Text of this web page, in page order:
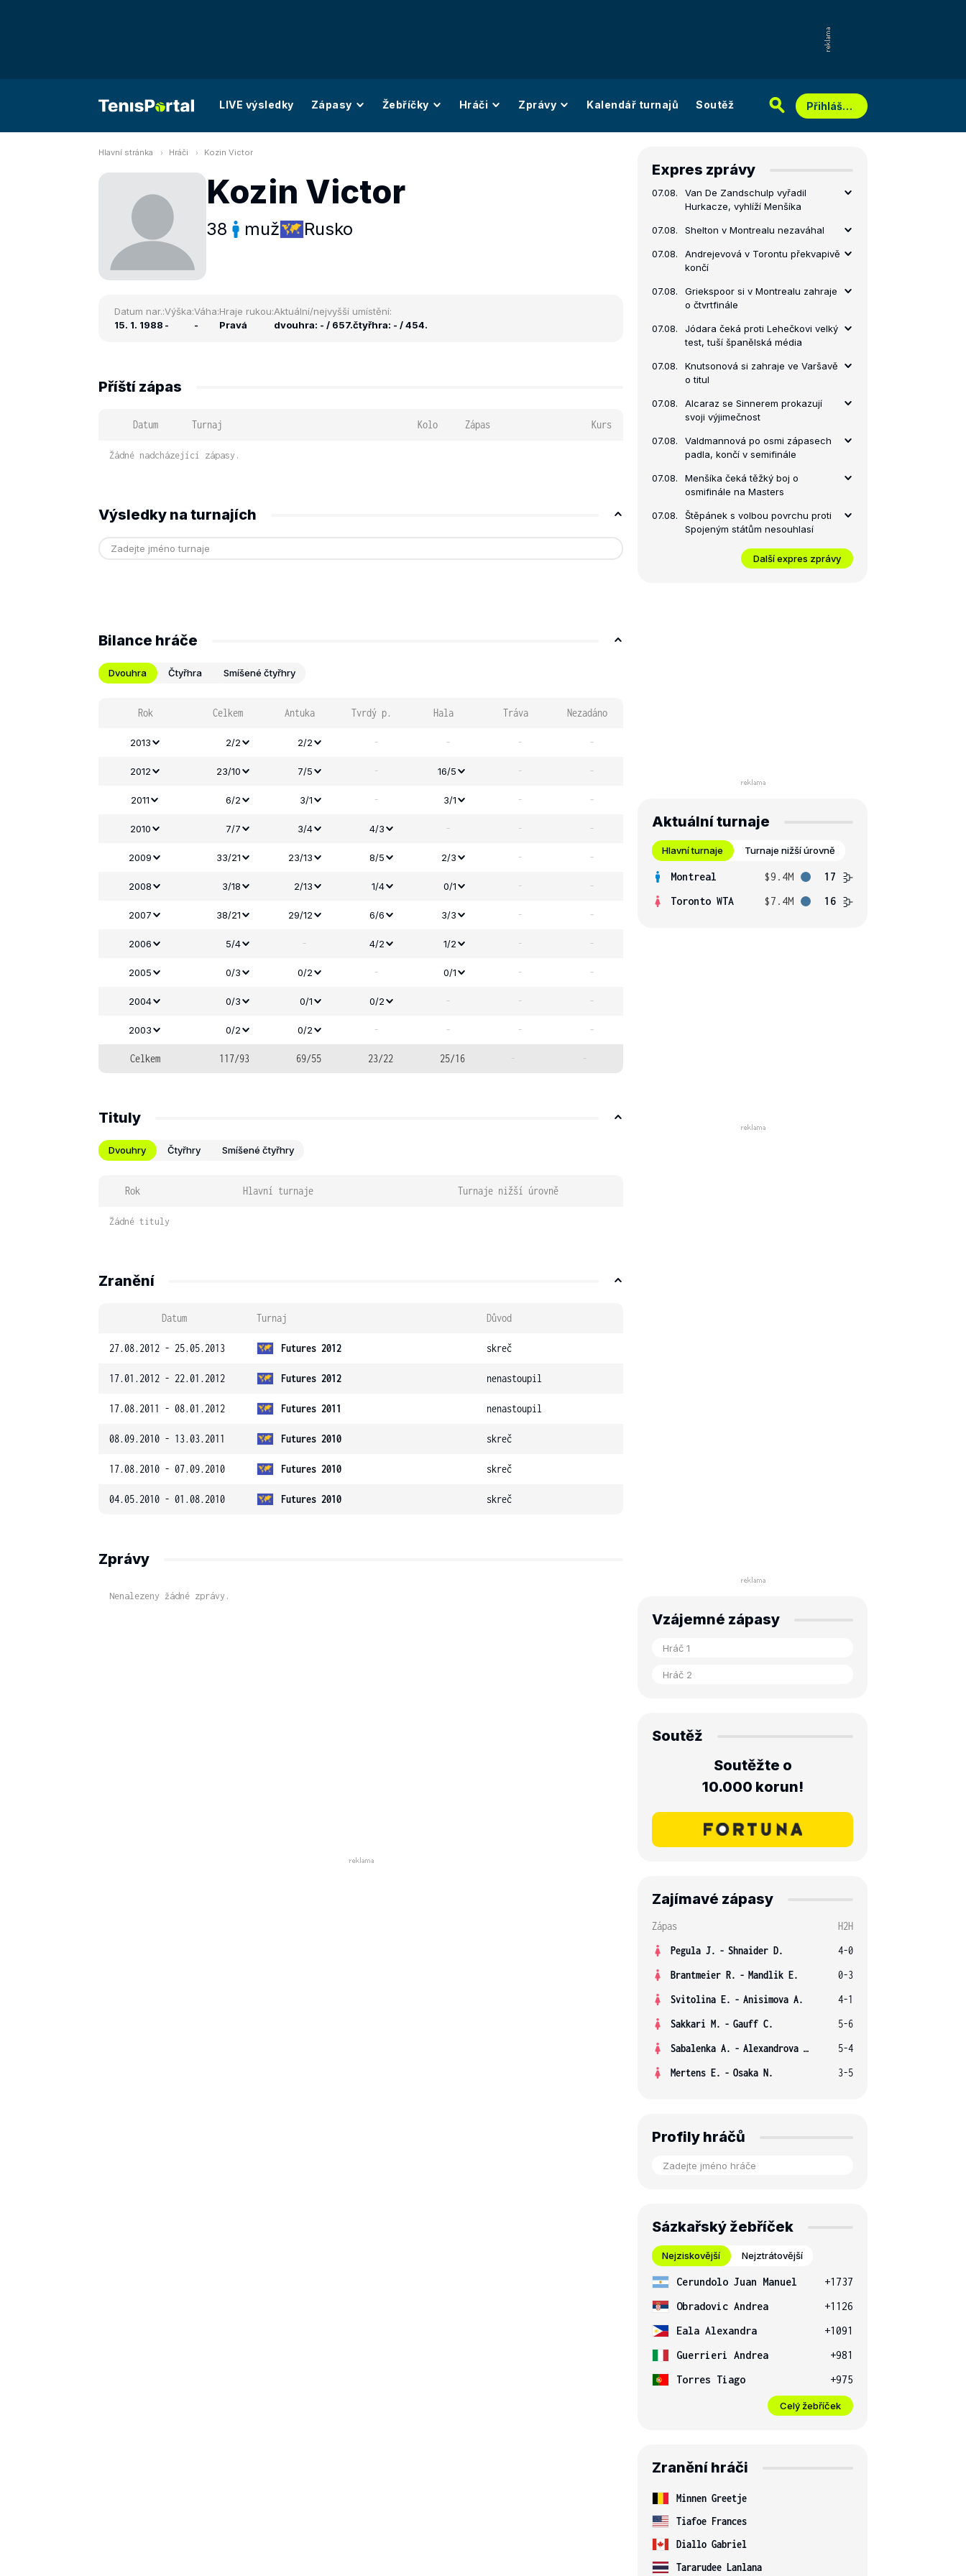
LIVE výsledky Zápasy Žebříčky Hráči Zprávy Kalendář turnajů Soutěž Přihlášení
Hlavní stránka Hráči Kozin Victor
Kozin Victor
38 muž Rusko
Datum nar.:
15. 1. 1988
Výška:
-
Váha:
-
Hraje rukou:
Pravá
Aktuální/nejvyšší umístění:
dvouhra: - / 657.čtyřhra: - / 454.
Příští zápas
Datum Turnaj Kolo Zápas Kurs
Žádné nadcházející zápasy.
Výsledky na turnajích
Bilance hráče
Dvouhra Čtyřhra Smíšené čtyřhry
Rok Celkem Antuka Tvrdý p. Hala Tráva Nezadáno
2013 2/2 2/2 - - - -
2012 23/10 7/5 - 16/5 - -
2011 6/2 3/1 - 3/1 - -
2010 7/7 3/4 4/3 - - -
2009 33/21 23/13 8/5 2/3 - -
2008 3/18 2/13 1/4 0/1 - -
2007 38/21 29/12 6/6 3/3 - -
2006 5/4 - 4/2 1/2 - -
2005 0/3 0/2 - 0/1 - -
2004 0/3 0/1 0/2 - - -
2003 0/2 0/2 - - - -
Celkem 117/93 69/55 23/22 25/16 - -
Tituly
Dvouhry Čtyřhry Smíšené čtyřhry
Rok Hlavní turnaje Turnaje nižší úrovně
Žádné tituly
Zranění
Datum Turnaj Důvod
27.08.2012 - 25.05.2013 Futures 2012 skreč
17.01.2012 - 22.01.2012 Futures 2012 nenastoupil
17.08.2011 - 08.01.2012 Futures 2011 nenastoupil
08.09.2010 - 13.03.2011 Futures 2010 skreč
17.08.2010 - 07.09.2010 Futures 2010 skreč
04.05.2010 - 01.08.2010 Futures 2010 skreč
Zprávy
Nenalezeny žádné zprávy.
Expres zprávy
07.08.
Van De Zandschulp vyřadil
Hurkacze, vyhlíží Menšíka
07.08. Shelton v Montrealu nezaváhal
07.08.
Andrejevová v Torontu překvapivě
končí
07.08.
Griekspoor si v Montrealu zahraje
o čtvrtfinále
07.08.
Jódara čeká proti Lehečkovi velký
test, tuší španělská média
07.08.
Knutsonová si zahraje ve Varšavě
o titul
07.08.
Alcaraz se Sinnerem prokazují
svoji výjimečnost
07.08.
Valdmannová po osmi zápasech
padla, končí v semifinále
07.08.
Menšíka čeká těžký boj o
osmifinále na Masters
07.08.
Štěpánek s volbou povrchu proti
Spojeným státům nesouhlasí
Další expres zprávy
Aktuální turnaje
Hlavní turnaje Turnaje nižší úrovně
Montreal $9.4M
17
Toronto WTA
$7.4M 16
Vzájemné zápasy
Soutěž
Soutěžte o
10.000 korun!
Zajímavé zápasy
Zápas
H2H
Pegula J. - Shnaider D.
4-0
Brantmeier R. - Mandlik E.
0-3
Svitolina E. - Anisimova A.
4-1
Sakkari M. - Gauff C.
5-6
Sabalenka A. - Alexandrova E.
5-4
Mertens E. - Osaka N. 3-5
Profily hráčů
Sázkařský žebříček
Nejziskovější Nejztrátovější
Cerundolo Juan Manuel
+1737
Obradovic Andrea
+1126
Eala Alexandra
+1091
Guerrieri Andrea
+981
Torres Tiago
+975
Celý žebříček
Zranění hráči
Minnen Greetje
Tiafoe Frances
Diallo Gabriel
Tararudee Lanlana